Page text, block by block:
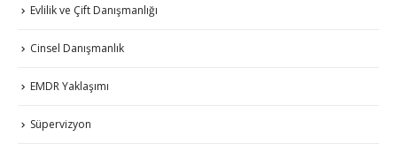
Evlilik ve Çift Danışmanlığı
Cinsel Danışmanlık
EMDR Yaklaşımı
Süpervizyon